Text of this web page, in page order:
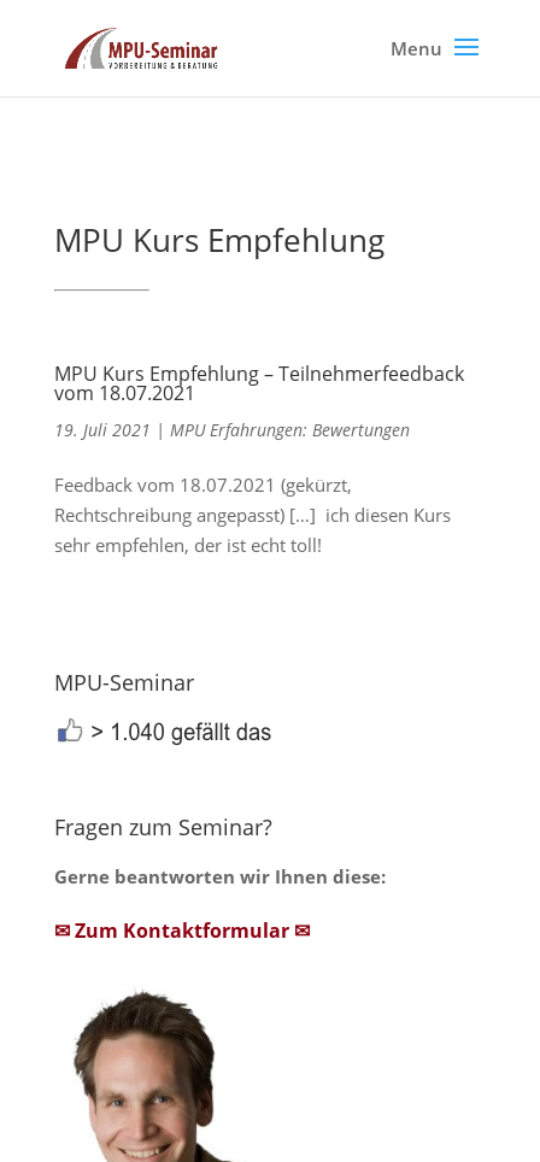
MPU Kurs Empfehlung
MPU Kurs Empfehlung – Teilnehmerfeedback
vom 18.07.2021
19. Juli 2021 | MPU Erfahrungen: Bewertungen
Feedback vom 18.07.2021 (gekürzt,
Rechtschreibung angepasst) […] ich diesen Kurs
sehr empfehlen, der ist echt toll!
MPU-Seminar
Fragen zum Seminar?
Gerne beantworten wir Ihnen diese:
✉ Zum Kontaktformular ✉